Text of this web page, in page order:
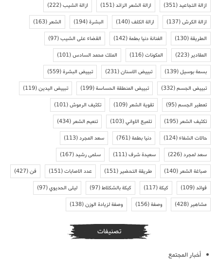
ازالة التجاعيد(351) ازالة الشعر الزائد(151) ازالة الشيب(222)
ازالة الكرش(137) ازالة الكلف(140) البشرة(194) الشعر(163)
الطريقة(130) الفنانة دنيا بطمة(142) القضاء على الشيب(97)
المقادير(223) المكونات(116) الملك محمد السادس(101)
بسمة بوسيل(139) تبييض الاسنان(231) تبييض البشرة(559)
تبييض الجسم(332) تبييض المنطقة الحساسة(199) تبييض اليدين(119)
تعطير الجسم(95) تقوية الشعر(109) تكثيف الرموش(101)
تكثيف الشعر(195) تلميع الاواني(103) تنعيم الشعر(434)
حالات الشفاء(124) دنيا بطمة(761) سعد المجرد(113)
سعد لمجرد(226) سعيدة شرف(111) سلمى رشيد(167)
صباغة الشعر(140) طريقة التحضير(151) عدد الاصابات(151) فن(427)
فوائد(109) كيكة(117) كيكة بالشكلاط(97) ليلى الحديوي(97)
مشاهير(428) وصفة(156) وصفة لزيادة الوزن(138)
تصنيفات
أخبار المجتمع